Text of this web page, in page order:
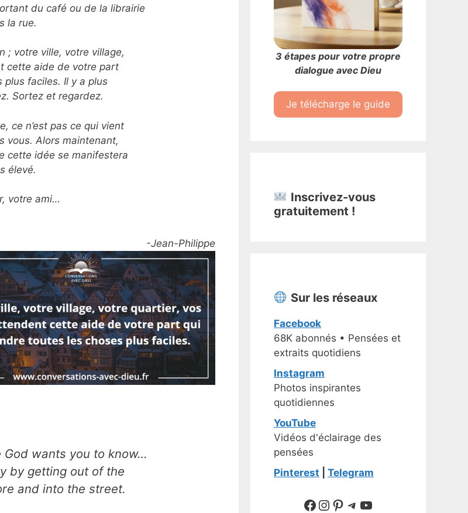
du café ou de la librairie
la rue.
; votre ville, votre village,
cette aide de votre part
plus faciles. Il y a plus
Sortez et regardez.
ce n’est pas ce qui vient
vous. Alors maintenant,
cette idée se manifestera
élevé.
votre ami…
-Jean-Philippe
wants you to know…
by getting out of the
and into the street.
3 étapes pour votre propre
dialogue avec Dieu
Je télécharge le guide
Inscrivez-vous
gratuitement !
Sur les réseaux
Facebook
68K abonnés • Pensées et
extraits quotidiens
Instagram
Photos inspirantes
quotidiennes
YouTube
Vidéos d'éclairage des
pensées
Pinterest
Telegram
Suivre sur Facebook
Suivre sur Instagram
Pinterest
Sur Telegram
YouTube